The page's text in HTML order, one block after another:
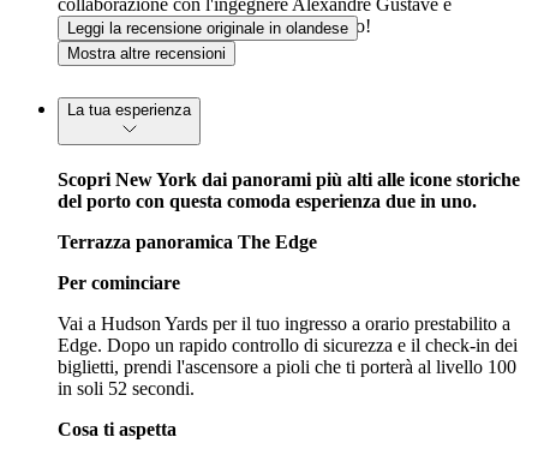
collaborazione con l'ingegnere Alexandre Gustave e
l'architetto Richard Morris. Meraviglioso!
Leggi la recensione originale in olandese
Mostra altre recensioni
La tua esperienza
Scopri New York dai panorami più alti alle icone storiche
del porto con questa comoda esperienza due in uno.
Terrazza panoramica The Edge
Per cominciare
Vai a Hudson Yards per il tuo ingresso a orario prestabilito a
Edge. Dopo un rapido controllo di sicurezza e il check-in dei
biglietti, prendi l'ascensore a pioli che ti porterà al livello 100
in soli 52 secondi.
Cosa ti aspetta